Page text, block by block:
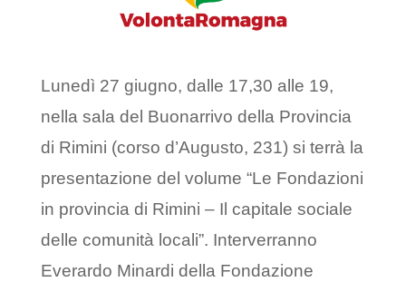
Lunedì 27 giugno, dalle 17,30 alle 19,
nella sala del Buonarrivo della Provincia
di Rimini (corso d’Augusto, 231) si terrà la
presentazione del volume “Le Fondazioni
in provincia di Rimini – Il capitale sociale
delle comunità locali”. Interverranno
Everardo Minardi della Fondazione